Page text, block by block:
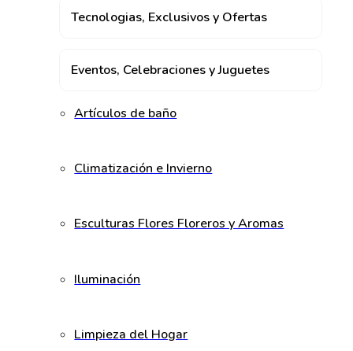
Tecnologias, Exclusivos y Ofertas
Eventos, Celebraciones y Juguetes
Artículos de baño
Climatización e Invierno
Esculturas Flores Floreros y Aromas
Iluminación
Limpieza del Hogar